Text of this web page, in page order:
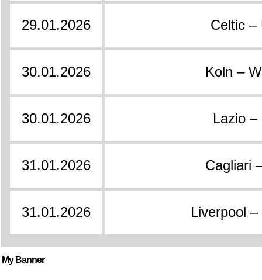
29.01.2026 Celtic –
30.01.2026 Koln –
30.01.2026 Lazio –
31.01.2026 Cagliari
31.01.2026 Liverpool
My Banner